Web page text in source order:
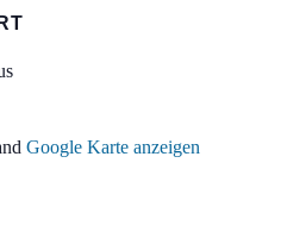
Google Karte anzeigen